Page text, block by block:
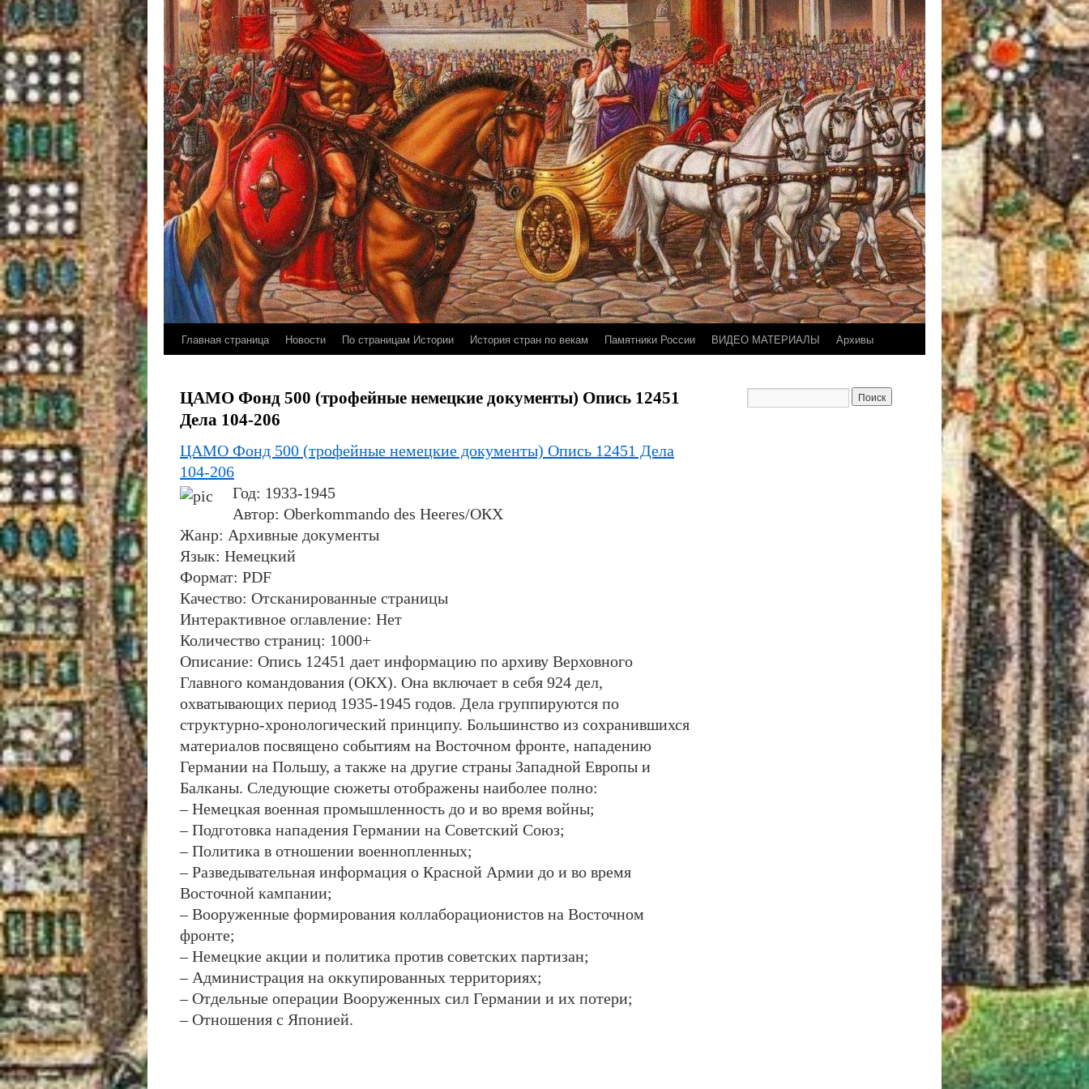
Главная страница Новости По страницам Истории История стран по векам Памятники России ВИДЕО МАТЕРИАЛЫ Архивы
ЦАМО Фонд 500 (трофейные немецкие документы) Опись 12451
Дела 104-206
ЦАМО Фонд 500 (трофейные немецкие документы) Опись 12451 Дела
104-206
Год: 1933-1945
Автор: Oberkommando des Heeres/ОКХ
Жанр: Архивные документы
Язык: Немецкий
Формат: PDF
Качество: Отсканированные страницы
Интерактивное оглавление: Нет
Количество страниц: 1000+
Описание: Опись 12451 дает информацию по архиву Верховного
Главного командования (ОКХ). Она включает в себя 924 дел,
охватывающих период 1935-1945 годов. Дела группируются по
структурно-хронологический принципу. Большинство из сохранившихся
материалов посвящено событиям на Восточном фронте, нападению
Германии на Польшу, а также на другие страны Западной Европы и
Балканы. Следующие сюжеты отображены наиболее полно:
– Немецкая военная промышленность до и во время войны;
– Подготовка нападения Германии на Советский Союз;
– Политика в отношении военнопленных;
– Разведывательная информация о Красной Армии до и во время
Восточной кампании;
– Вооруженные формирования коллаборационистов на Восточном
фронте;
– Немецкие акции и политика против советских партизан;
– Администрация на оккупированных территориях;
– Отдельные операции Вооруженных сил Германии и их потери;
– Отношения с Японией.